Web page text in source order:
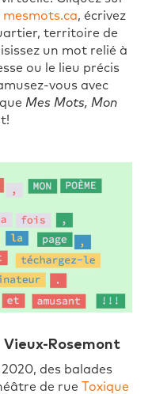
mesmots.ca, écrivez
territoire de
un mot relié à
ou le lieu précis
vous avec
Mes Mots, Mon
Vieux-Rosemont
des balades
de rue Toxique